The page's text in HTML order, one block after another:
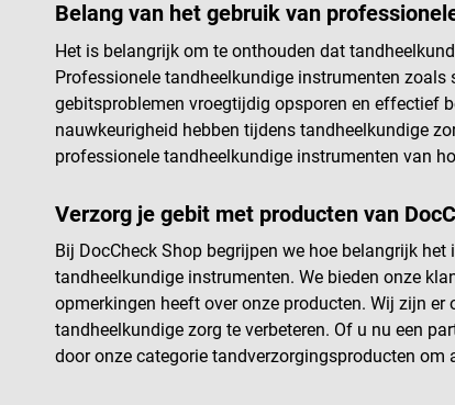
Belang van het gebruik van
Het is belangrijk om te onthouden dat
Professionele tandheelkundige instrumenten
gebitsproblemen vroegtijdig opsporen en effectief
nauwkeurigheid hebben tijdens tandheelkundige
professionele tandheelkundige instrumenten van
Verzorg je gebit met producten van
Bij DocCheck Shop begrijpen we hoe belangrijk
tandheelkundige instrumenten. We bieden onze
opmerkingen heeft over onze producten. Wij zijn
tandheelkundige zorg te verbeteren. Of u nu een
door onze categorie tandverzorgingsproducten om